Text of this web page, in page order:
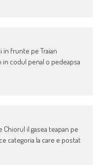
in frunte pe Traian
in codul penal o pedeapsa
Chiorul il gasea teapan pe
categoria la care e postat